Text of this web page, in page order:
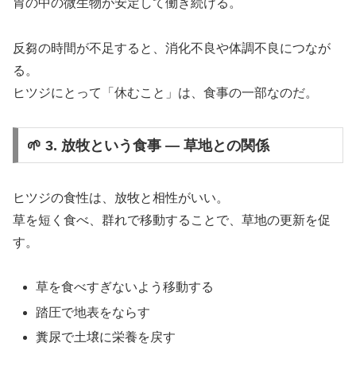
胃の中の微生物が安定して働き続ける。
反芻の時間が不足すると、消化不良や体調不良につなが
る。
ヒツジにとって「休むこと」は、食事の一部なのだ。
🌱 3. 放牧という食事 ― 草地との関係
ヒツジの食性は、放牧と相性がいい。
草を短く食べ、群れで移動することで、草地の更新を促
す。
草を食べすぎないよう移動する
踏圧で地表をならす
糞尿で土壌に栄養を戻す